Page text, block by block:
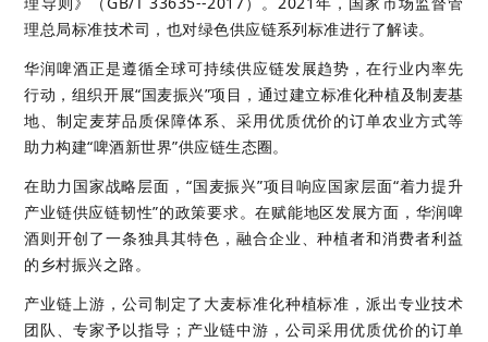
理总局标准技术司，也对绿色供应链系列标准进行了解读。
华润啤酒正是遵循全球可持续供应链发展趋势，在行业内率先
行动，组织开展“国麦振兴”项目，通过建立标准化种植及制麦基
地、制定麦芽品质保障体系、采用优质优价的订单农业方式等
助力构建“啤酒新世界”供应链生态圈。
在助力国家战略层面，“国麦振兴”项目响应国家层面“着力提升
产业链供应链韧性”的政策要求。在赋能地区发展方面，华润啤
酒则开创了一条独具其特色，融合企业、种植者和消费者利益
的乡村振兴之路。
产业链上游，公司制定了大麦标准化种植标准，派出专业技术
团队、专家予以指导；产业链中游，公司采用优质优价的订单